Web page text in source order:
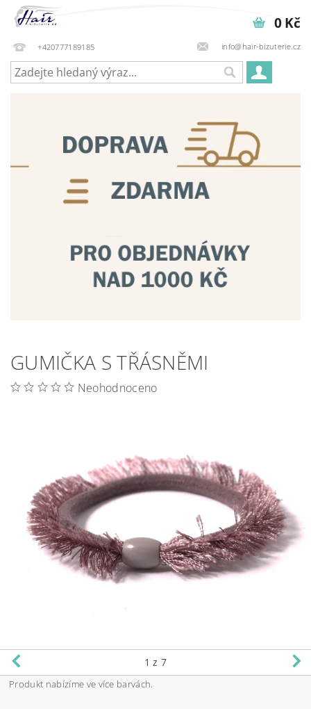
+420777189185 info@hair-bizuterie.cz
0 Kč
GUMIČKA S TŘÁSNĚMI
Neohodnoceno
1 z 7
Produkt nabízíme ve více barvách.